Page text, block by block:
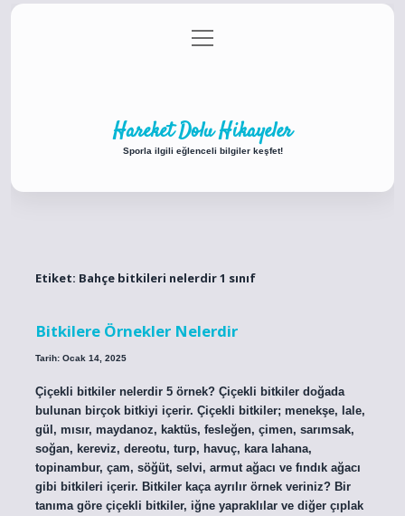
Gizlilik Politikası
menüyü
aç
Hareket Dolu Hikayeler
Sporla ilgili eğlenceli bilgiler keşfet!
Etiket: Bahçe bitkileri nelerdir 1 sınıf
Bitkilere Örnekler Nelerdir
Tarih: Ocak 14, 2025
Çiçekli bitkiler nelerdir 5 örnek? Çiçekli bitkiler doğada
bulunan birçok bitkiyi içerir. Çiçekli bitkiler; menekşe, lale,
gül, mısır, maydanoz, kaktüs, fesleğen, çimen, sarımsak,
soğan, kereviz, dereotu, turp, havuç, kara lahana,
topinambur, çam, söğüt, selvi, armut ağacı ve fındık ağacı
gibi bitkileri içerir. Bitkiler kaça ayrılır örnek veriniz? Bir
tanıma göre çiçekli bitkiler, iğne yapraklılar ve diğer çıplak